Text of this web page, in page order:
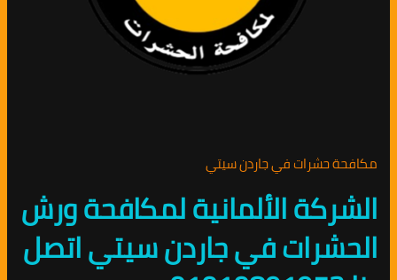
مكافحة حشرات في جاردن سيتي
الشركة الألمانية لمكافحة ورش
الحشرات في جاردن سيتي اتصل